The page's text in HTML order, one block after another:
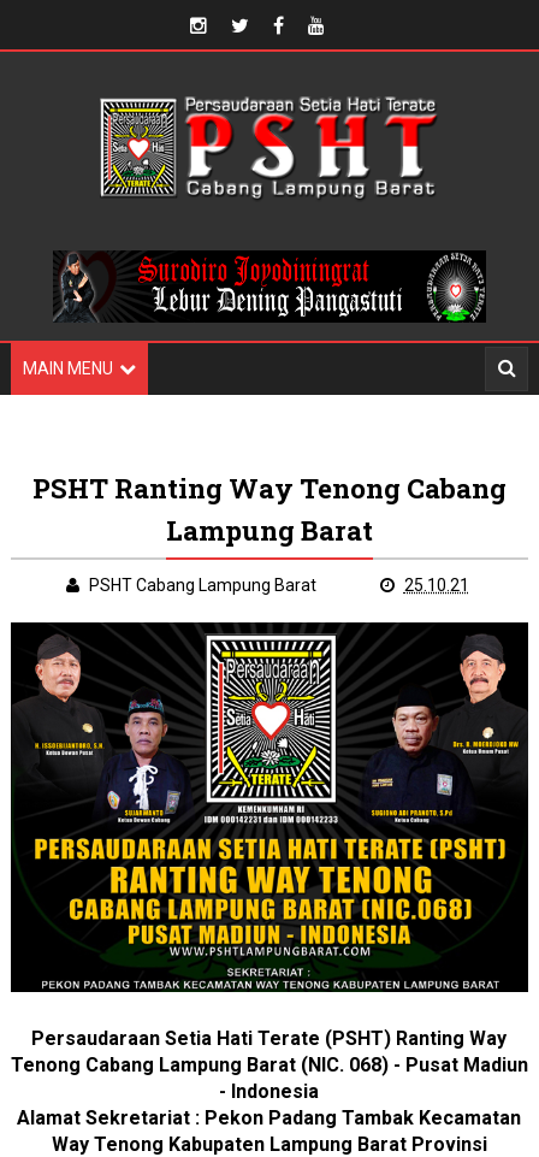
MAIN MENU
PSHT Ranting Way Tenong Cabang
Lampung Barat
PSHT Cabang Lampung Barat 25.10.21
Persaudaraan Setia Hati Terate (PSHT) Ranting Way
Tenong Cabang Lampung Barat (NIC. 068) - Pusat Madiun
- Indonesia
Alamat Sekretariat : Pekon Padang Tambak Kecamatan
Way Tenong Kabupaten Lampung Barat Provinsi